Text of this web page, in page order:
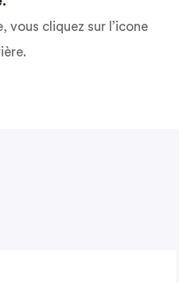
vous cliquez sur l’icone